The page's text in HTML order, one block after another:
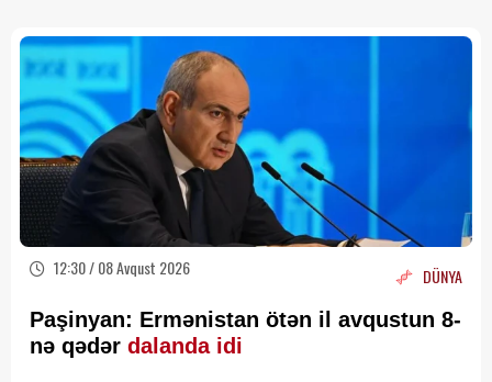
12:30 / 08 Avqust 2026 DÜNYA
Paşinyan: Ermənistan ötən il avqustun 8-
nə qədər dalanda idi